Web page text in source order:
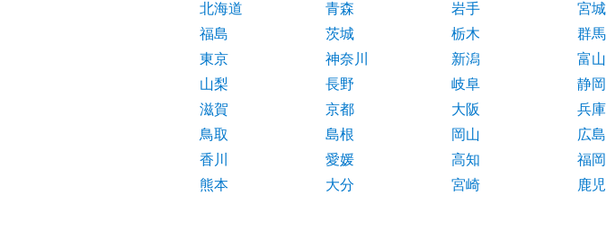
北海道 青森 岩手 宮城
福島
茨城 栃木 群馬
東京
神奈川 新潟 富山
山梨
長野 岐阜 静岡
滋賀
京都 大阪 兵庫
鳥取
島根 岡山 広島
香川
愛媛 高知 福岡
熊本
大分 宮崎 鹿